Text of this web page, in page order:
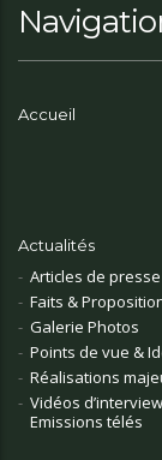
Accueil
Actualités
Articles de presse
Faits &
Galerie Photos
Points de vue &
Réalisations
Vidéos
Emissions télés